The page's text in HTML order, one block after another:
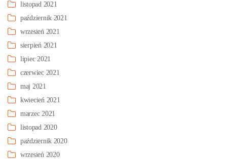
listopad 2021
październik 2021
wrzesień 2021
sierpień 2021
lipiec 2021
czerwiec 2021
maj 2021
kwiecień 2021
marzec 2021
listopad 2020
październik 2020
wrzesień 2020